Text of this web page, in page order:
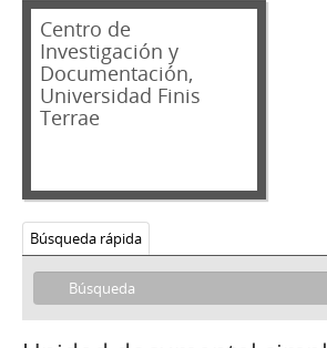
Centro de
Investigación y
Documentación,
Universidad Finis
Terrae
Búsqueda rápida
97 - Carta de Jorge Alessandri a la Directiva
99 - Carta de María Luisa
100 - Carta firmada de Werner
104 - Carta de Andrés
106 - Carta de Jorge
107 - Escrito dirigido a Jorge
108 - Carta de René Silva